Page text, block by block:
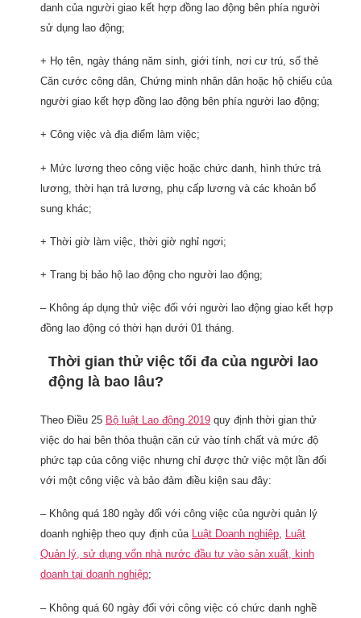
danh của người giao kết hợp đồng lao động bên phía người
sử dụng lao động;
+ Họ tên, ngày tháng năm sinh, giới tính, nơi cư trú, số thẻ
Căn cước công dân, Chứng minh nhân dân hoặc hộ chiếu của
người giao kết hợp đồng lao động bên phía người lao động;
+ Công việc và địa điểm làm việc;
+ Mức lương theo công việc hoặc chức danh, hình thức trả
lương, thời hạn trả lương, phụ cấp lương và các khoản bổ
sung khác;
+ Thời giờ làm việc, thời giờ nghỉ ngơi;
+ Trang bị bảo hộ lao động cho người lao động;
– Không áp dụng thử việc đối với người lao động giao kết hợp
đồng lao động có thời hạn dưới 01 tháng.
Thời gian thử việc tối đa của người lao
động là bao lâu?
Theo Điều 25 Bộ luật Lao động 2019 quy định thời gian thử
việc do hai bên thỏa thuận căn cứ vào tính chất và mức độ
phức tạp của công việc nhưng chỉ được thử việc một lần đối
với một công việc và bảo đảm điều kiện sau đây:
– Không quá 180 ngày đối với công việc của người quản lý
doanh nghiệp theo quy định của Luật Doanh nghiệp, Luật
Quản lý, sử dụng vốn nhà nước đầu tư vào sản xuất, kinh
doanh tại doanh nghiệp;
– Không quá 60 ngày đối với công việc có chức danh nghề